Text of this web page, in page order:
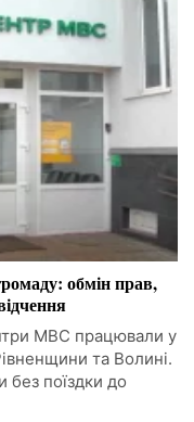
обмін прав,
МВС працювали у
та Волині.
без поїздки до